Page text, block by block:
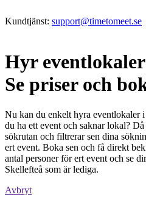
Kundtjänst: support@timetomeet.se
Hyr
Se priser och
Nu kan du enkelt hyra eventlokaler
du ha ett event och saknar lokal?
sökrutan och filtrerar sen dina
ert event. Boka sen och få direkt
antal personer för ert event och se
Skellefteå som är lediga.
Avbryt